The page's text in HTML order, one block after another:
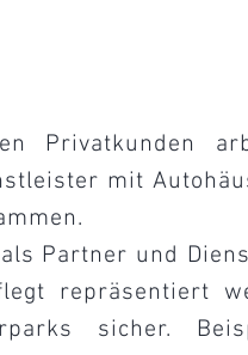
Privatkunden
mit
Partner und
repräsentiert
sicher.